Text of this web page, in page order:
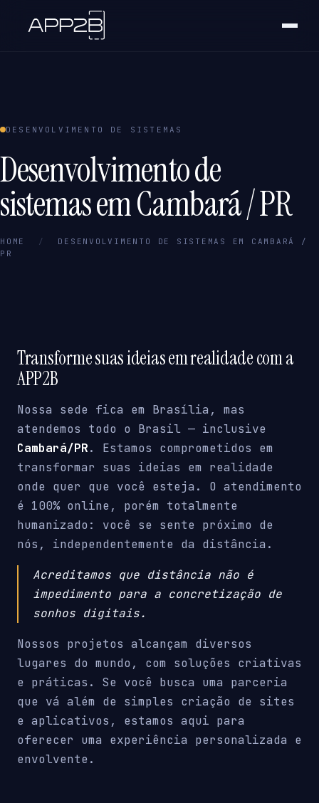
DESENVOLVIMENTO DE SISTEMAS
Desenvolvimento de
sistemas em Cambará / PR
HOME /
DESENVOLVIMENTO DE SISTEMAS EM CAMBARÁ /
PR
Transforme suas ideias em realidade com a
APP2B
Nossa sede fica em Brasília, mas
atendemos todo o Brasil — inclusive
Cambará/PR. Estamos comprometidos em
transformar suas ideias em realidade
onde quer que você esteja. O atendimento
é 100% online, porém totalmente
humanizado: você se sente próximo de
nós, independentemente da distância.
Acreditamos que distância não é
impedimento para a concretização de
sonhos digitais.
Nossos projetos alcançam diversos
lugares do mundo, com soluções criativas
e práticas. Se você busca uma parceria
que vá além de simples criação de sites
e aplicativos, estamos aqui para
oferecer uma experiência personalizada e
envolvente.